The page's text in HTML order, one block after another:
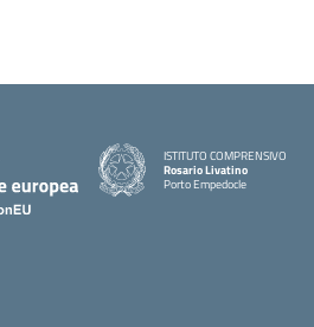
ISTITUTO COMPRENSIVO
Rosario Livatino
Porto Empedocle